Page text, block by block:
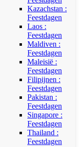
Kazachstan :
Feestdagen
Laos :
Feestdagen
Maldiven :
Feestdagen
Maleisië :
Feestdagen
Filipijnen :
Feestdagen
Pakistan :
Feestdagen
Singapore :
Feestdagen
Thailand :
Feestdagen